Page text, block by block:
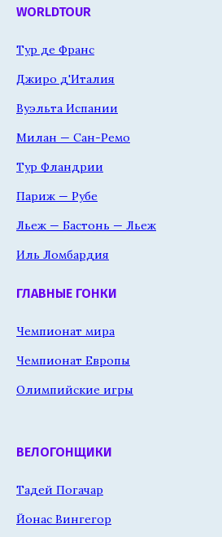
WORLDTOUR
Тур де Франс
Джиро д'Италия
Вуэльта Испании
Милан — Сан-Ремо
Тур Фландрии
Париж — Рубе
Льеж — Бастонь — Льеж
Иль Ломбардия
ГЛАВНЫЕ ГОНКИ
Чемпионат мира
Чемпионат Европы
Олимпийские игры
ВЕЛОГОНЩИКИ
Тадей Погачар
Йонас Вингегор